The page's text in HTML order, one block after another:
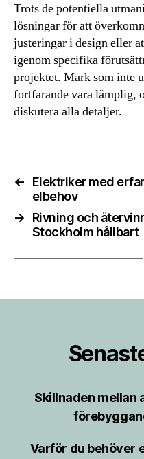
Trots de potentiella
lösningar för att
justeringar i design eller
igenom specifika
projektet. Mark som inte
fortfarande vara lämplig,
diskutera alla detaljer.
←
Elektriker med
elbehov
→
Rivning och
Stockholm hållbart
Skillnaden mellan
Varför du behöver